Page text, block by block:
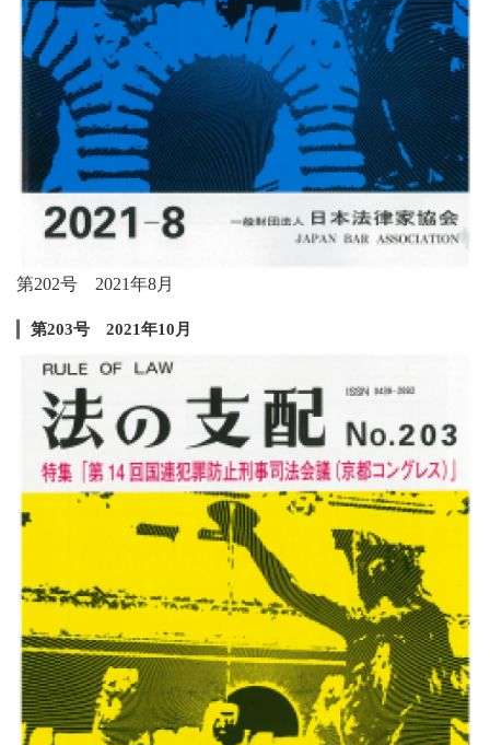
第202号 2021年8月
第203号 2021年10月